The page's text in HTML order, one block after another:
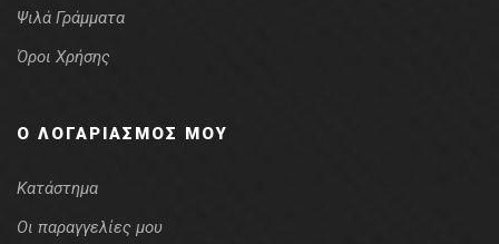
Ψιλά Γράμματα
Όροι Χρήσης
Ο ΛΟΓΑΡΙΑΣΜΌΣ ΜΟΥ
Κατάστημα
Οι παραγγελίες μου